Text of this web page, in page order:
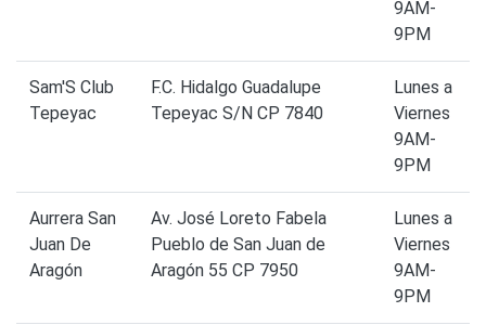
9AM-
9PM
Sam'S Club
Tepeyac
F.C. Hidalgo Guadalupe
Tepeyac S/N CP 7840
Lunes a
Viernes
9AM-
9PM
Aurrera San
Juan De
Aragón
Av. José Loreto Fabela
Pueblo de San Juan de
Aragón 55 CP 7950
Lunes a
Viernes
9AM-
9PM